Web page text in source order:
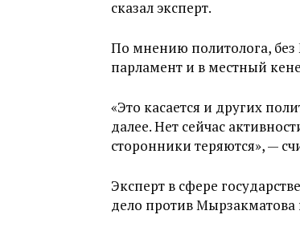
сказал эксперт.
По мнению политолога,
парламент и в местный
«Это касается и других
далее. Нет сейчас
сторонники теряются», —
Эксперт в сфере
дело против Мырзакматова